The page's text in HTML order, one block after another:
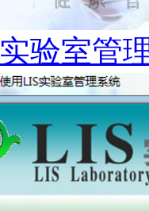
验室管